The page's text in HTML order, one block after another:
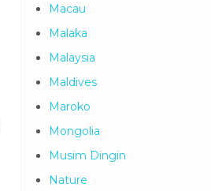
Macau
Malaka
Malaysia
Maldives
Maroko
Mongolia
Musim Dingin
Nature